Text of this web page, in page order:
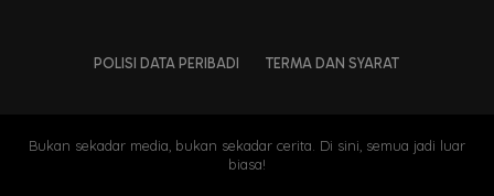
POLISI DATA PERIBADI TERMA DAN SYARAT
Bukan sekadar media, bukan sekadar cerita. Di sini, semua jadi luar
biasa!